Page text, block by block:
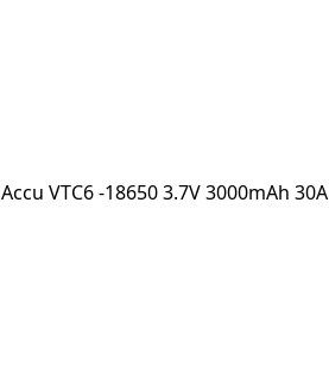
Accu VTC6 -18650 3.7V 3000mAh 30A